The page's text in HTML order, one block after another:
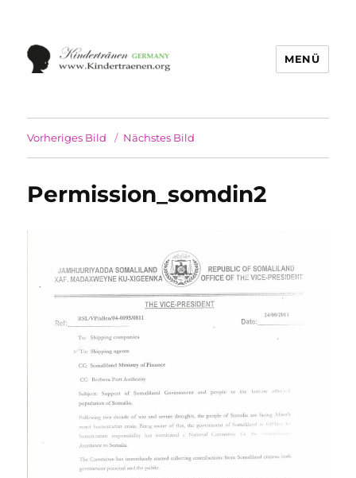
MENÜ
Vorheriges Bild Nächstes Bild
Permission_somdin2